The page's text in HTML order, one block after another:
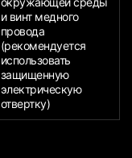
и винт медного
провода
(рекомендуется
использовать
защищенную
электрическую
отвертку)